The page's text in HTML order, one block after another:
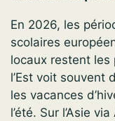
En 2026, les
scolaires
locaux restent les
l’Est voit souvent
les vacances
l’été. Sur l’Asie